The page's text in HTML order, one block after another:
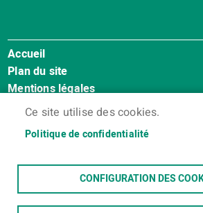
Ce site utilise des cookies.
Politique de confidentialité
CONFIGURATION DES
Menu
Pied
de
page
Accueil
Plan du site
Mentions légales
Accessibilité : Non conforme
Contact